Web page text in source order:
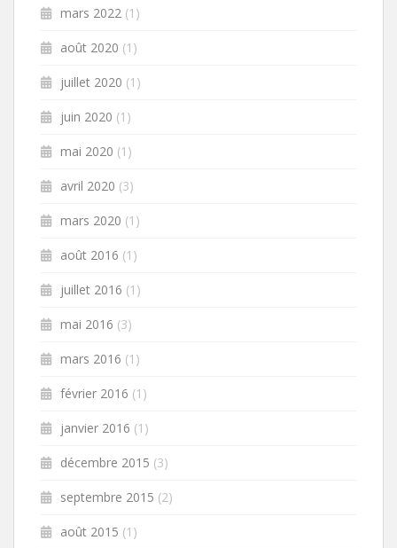
mars 2022 (1)
août 2020 (1)
juillet 2020 (1)
juin 2020 (1)
mai 2020 (1)
avril 2020 (3)
mars 2020 (1)
août 2016 (1)
juillet 2016 (1)
mai 2016 (3)
mars 2016 (1)
février 2016 (1)
janvier 2016 (1)
décembre 2015 (3)
septembre 2015 (2)
août 2015 (1)